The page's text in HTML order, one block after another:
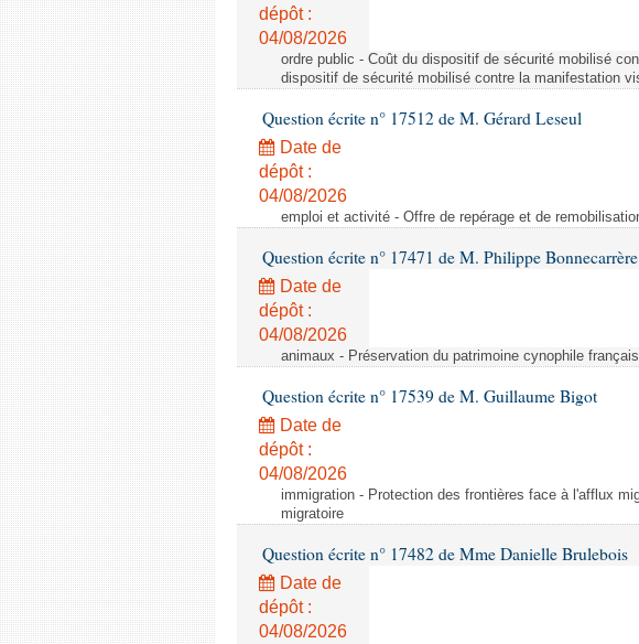
dépôt :
04/08/2026
ordre public - Coût du dispositif de sécurité mobilisé
dispositif de sécurité mobilisé contre la manifestation
Question écrite n° 17512 de M. Gérard Leseul
Date de
dépôt :
04/08/2026
emploi et activité - Offre de repérage et de
Question écrite n° 17471 de M. Philippe Bonnecarrère
Date de
dépôt :
04/08/2026
animaux - Préservation du patrimoine cynophile
Question écrite n° 17539 de M. Guillaume Bigot
Date de
dépôt :
04/08/2026
immigration - Protection des frontières face à l'afflux
migratoire
Question écrite n° 17482 de Mme Danielle Brulebois
Date de
dépôt :
04/08/2026